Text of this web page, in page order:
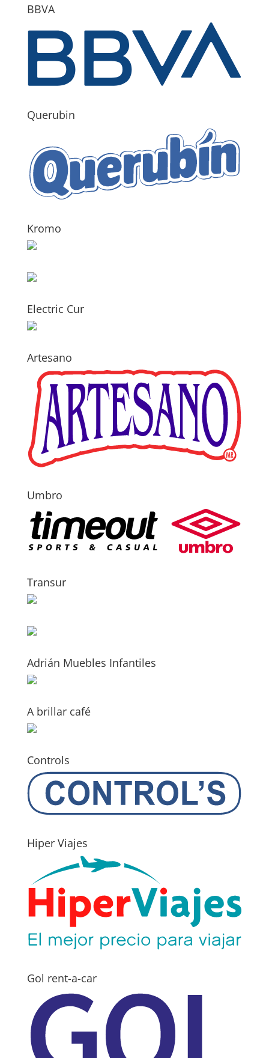
BBVA
Querubin
Kromo
Electric Cur
Artesano
Umbro
Transur
Adrián Muebles Infantiles
A brillar café
Controls
Hiper Viajes
Gol rent-a-car